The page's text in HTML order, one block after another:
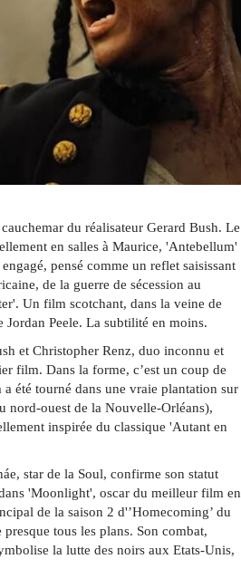
du réalisateur Gerard Bush. Le
en salles à Maurice, 'Antebellum'
pensé comme un reflet saisissant
de la guerre de sécession au
Un film scotchant, dans la veine de
Peele. La subtilité en moins.
et Christopher Renz, duo inconnu et
film. Dans la forme, c’est un coup de
été tourné dans une vraie plantation sur
nord-ouest de la Nouvelle-Orléans),
inspirée du classique 'Autant en
star de la Soul, confirme son statut
'Moonlight', oscar du meilleur film en
de la saison 2 d'’Homecoming’ du
tous les plans. Son combat,
la lutte des noirs aux Etats-Unis,